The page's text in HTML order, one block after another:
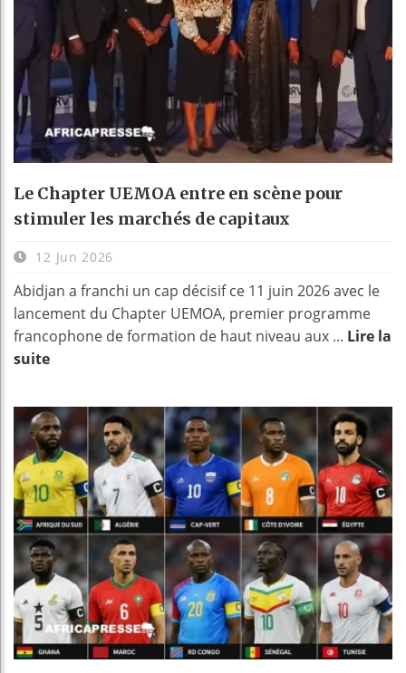
Le Chapter UEMOA entre en scène pour
stimuler les marchés de capitaux
12 Jun 2026
Abidjan a franchi un cap décisif ce 11 juin 2026 avec le
lancement du Chapter UEMOA, premier programme
francophone de formation de haut niveau aux ... Lire la
suite